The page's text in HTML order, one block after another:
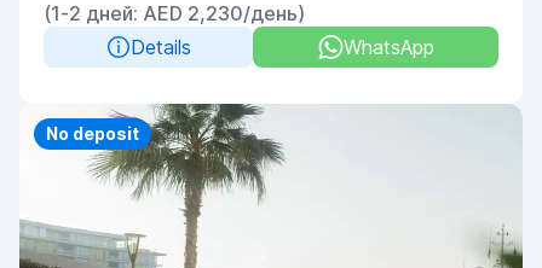
(1-2 дней: AED 2,230/день)
Details
WhatsApp
Priority
No deposit